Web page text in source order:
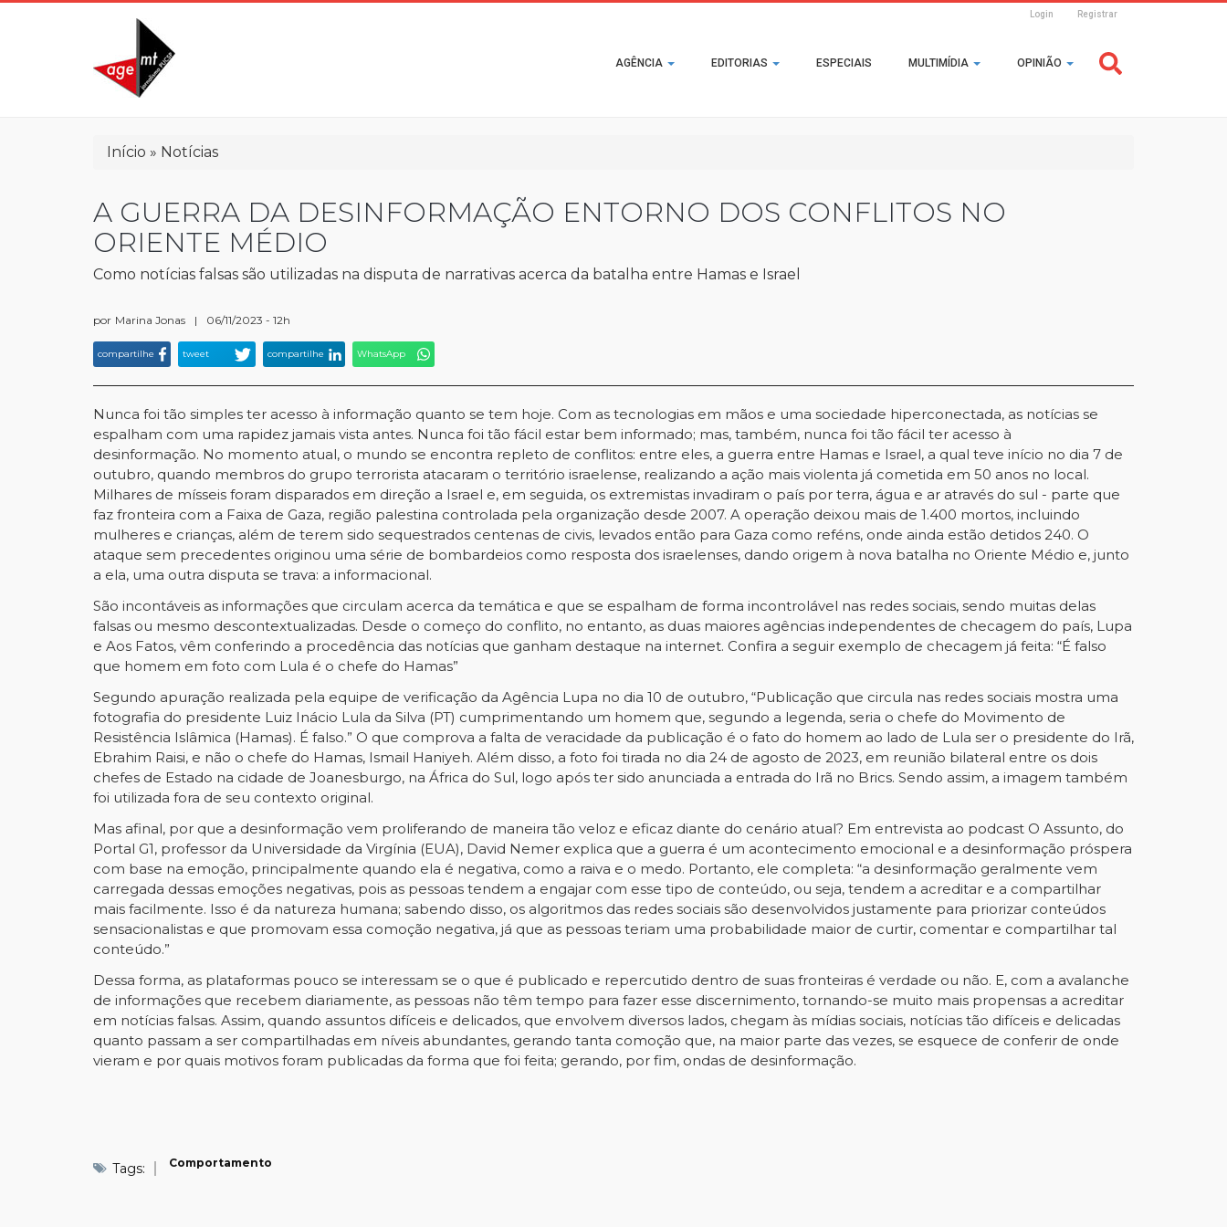
Login Registrar
Main
navigation
AGÊNCIA EDITORIAS ESPECIAIS MULTIMÍDIA OPINIÃO
Trilha
navegação
Início Notícias
A GUERRA DA DESINFORMAÇÃO ENTORNO DOS CONFLITOS NO
ORIENTE MÉDIO
Como notícias falsas são utilizadas na disputa de narrativas acerca da batalha entre Hamas e Israel
por Marina Jonas | 06/11/2023 - 12h
compartilhe tweet compartilhe WhatsApp
Nunca foi tão simples ter acesso à informação quanto se tem hoje. Com as tecnologias em mãos e uma sociedade hiperconectada, as notícias se
espalham com uma rapidez jamais vista antes. Nunca foi tão fácil estar bem informado; mas, também, nunca foi tão fácil ter acesso à
desinformação. No momento atual, o mundo se encontra repleto de conflitos: entre eles, a guerra entre Hamas e Israel, a qual teve início no dia 7 de
outubro, quando membros do grupo terrorista atacaram o território israelense, realizando a ação mais violenta já cometida em 50 anos no local.
Milhares de mísseis foram disparados em direção a Israel e, em seguida, os extremistas invadiram o país por terra, água e ar através do sul - parte que
faz fronteira com a Faixa de Gaza, região palestina controlada pela organização desde 2007. A operação deixou mais de 1.400 mortos, incluindo
mulheres e crianças, além de terem sido sequestrados centenas de civis, levados então para Gaza como reféns, onde ainda estão detidos 240. O
ataque sem precedentes originou uma série de bombardeios como resposta dos israelenses, dando origem à nova batalha no Oriente Médio e, junto
a ela, uma outra disputa se trava: a informacional.
São incontáveis as informações que circulam acerca da temática e que se espalham de forma incontrolável nas redes sociais, sendo muitas delas
falsas ou mesmo descontextualizadas. Desde o começo do conflito, no entanto, as duas maiores agências independentes de checagem do país, Lupa
e Aos Fatos, vêm conferindo a procedência das notícias que ganham destaque na internet. Confira a seguir exemplo de checagem já feita: “É falso
que homem em foto com Lula é o chefe do Hamas”
Segundo apuração realizada pela equipe de verificação da Agência Lupa no dia 10 de outubro, “Publicação que circula nas redes sociais mostra uma
fotografia do presidente Luiz Inácio Lula da Silva (PT) cumprimentando um homem que, segundo a legenda, seria o chefe do Movimento de
Resistência Islâmica (Hamas). É falso.” O que comprova a falta de veracidade da publicação é o fato do homem ao lado de Lula ser o presidente do Irã,
Ebrahim Raisi, e não o chefe do Hamas, Ismail Haniyeh. Além disso, a foto foi tirada no dia 24 de agosto de 2023, em reunião bilateral entre os dois
chefes de Estado na cidade de Joanesburgo, na África do Sul, logo após ter sido anunciada a entrada do Irã no Brics. Sendo assim, a imagem também
foi utilizada fora de seu contexto original.
Mas afinal, por que a desinformação vem proliferando de maneira tão veloz e eficaz diante do cenário atual? Em entrevista ao podcast O Assunto, do
Portal G1, professor da Universidade da Virgínia (EUA), David Nemer explica que a guerra é um acontecimento emocional e a desinformação próspera
com base na emoção, principalmente quando ela é negativa, como a raiva e o medo. Portanto, ele completa: “a desinformação geralmente vem
carregada dessas emoções negativas, pois as pessoas tendem a engajar com esse tipo de conteúdo, ou seja, tendem a acreditar e a compartilhar
mais facilmente. Isso é da natureza humana; sabendo disso, os algoritmos das redes sociais são desenvolvidos justamente para priorizar conteúdos
sensacionalistas e que promovam essa comoção negativa, já que as pessoas teriam uma probabilidade maior de curtir, comentar e compartilhar tal
conteúdo.”
Dessa forma, as plataformas pouco se interessam se o que é publicado e repercutido dentro de suas fronteiras é verdade ou não. E, com a avalanche
de informações que recebem diariamente, as pessoas não têm tempo para fazer esse discernimento, tornando-se muito mais propensas a acreditar
em notícias falsas. Assim, quando assuntos difíceis e delicados, que envolvem diversos lados, chegam às mídias sociais, notícias tão difíceis e delicadas
quanto passam a ser compartilhadas em níveis abundantes, gerando tanta comoção que, na maior parte das vezes, se esquece de conferir de onde
vieram e por quais motivos foram publicadas da forma que foi feita; gerando, por fim, ondas de desinformação.
Tags: Comportamento